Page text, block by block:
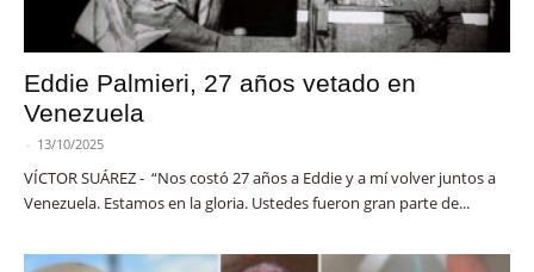
Eddie Palmieri, 27 años vetado en
Venezuela
- 13/10/2025
VÍCTOR SUÁREZ - “Nos costó 27 años a Eddie y a mí volver juntos a
Venezuela. Estamos en la gloria. Ustedes fueron gran parte de...